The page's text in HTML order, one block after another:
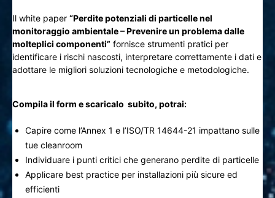
Il white paper “Perdite potenziali di particelle nel
monitoraggio ambientale – Prevenire un problema dalle
molteplici componenti” fornisce strumenti pratici per
identificare i rischi nascosti, interpretare correttamente i dati e
adottare le migliori soluzioni tecnologiche e metodologiche.
Compila il form e scaricalo subito, potrai:
Capire come l’Annex 1 e l’ISO/TR 14644-21 impattano sulle
tue cleanroom
Individuare i punti critici che generano perdite di particelle
Applicare best practice per installazioni più sicure ed
efficienti